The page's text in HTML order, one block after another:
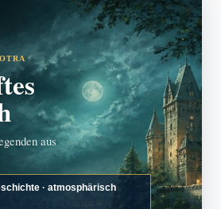
aus
· atmosphärisch